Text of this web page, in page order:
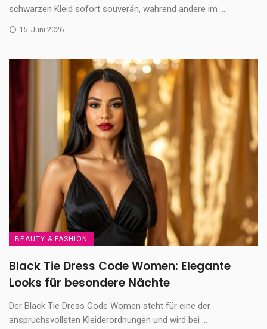
schwarzen Kleid sofort souverän, während andere im ...
15. Juni 2026
BEAUTY & FASHION
Black Tie Dress Code Women: Elegante
Looks für besondere Nächte
Der Black Tie Dress Code Women steht für eine der
anspruchsvollsten Kleiderordnungen und wird bei ...